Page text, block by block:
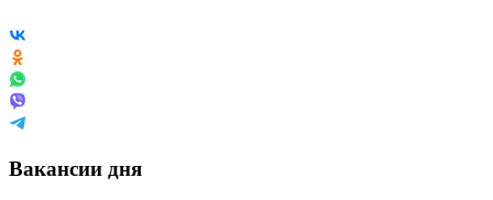
Вакансии дня